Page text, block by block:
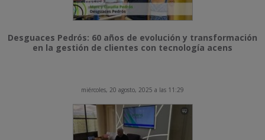
Desguaces Pedrós: 60 años de evolución y transformación
en la gestión de clientes con tecnología acens
miércoles, 20 agosto, 2025 a las 11:29